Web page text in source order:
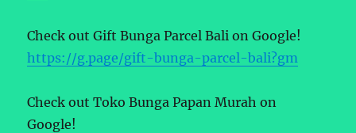
Check out Gift Bunga Parcel Bali on Google!
https://g.page/gift-bunga-parcel-bali?gm
Check out Toko Bunga Papan Murah on
Google!